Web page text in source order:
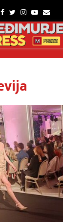
Facebook
TwitterInstagram
Youtube
Email